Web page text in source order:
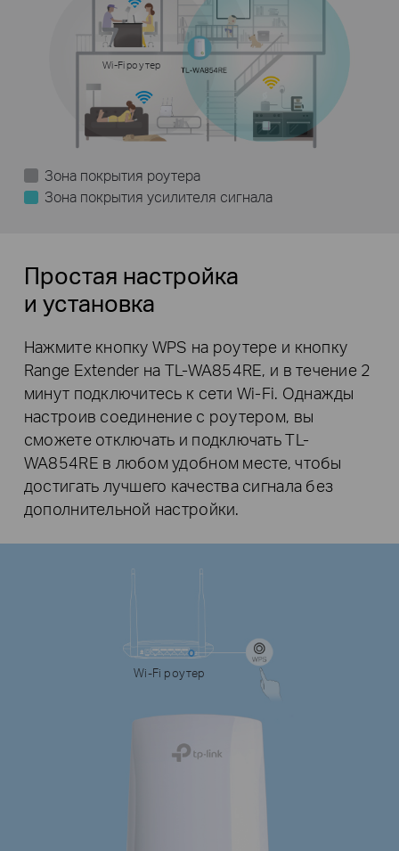
Wi-Fi роутер
Зона покрытия роутера
Зона покрытия усилителя сигнала
Простая настройка
и установка
Нажмите кнопку WPS на роутере и кнопку
Range Extender на TL-WA854RE, и в течение 2
минут подключитесь к сети Wi-Fi. Однажды
настроив соединение с роутером, вы
сможете отключать и подключать TL-
WA854RE в любом удобном месте, чтобы
достигать лучшего качества сигнала без
дополнительной настройки.
Wi-Fi роутер